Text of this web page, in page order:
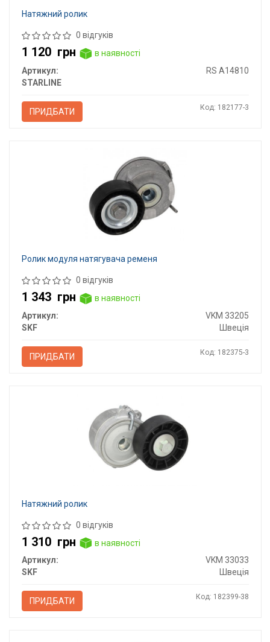
Натяжний ролик
0 відгуків
1 120 грн
в наявності
Артикул:
RS A14810
STARLINE
ПРИДБАТИ Код: 182177-3
Ролик модуля натягувача ременя
0 відгуків
1 343 грн
в наявності
Артикул:
VKM 33205
SKF
Швеція
ПРИДБАТИ Код: 182375-3
Натяжний ролик
0 відгуків
1 310 грн
в наявності
Артикул:
VKM 33033
SKF
Швеція
ПРИДБАТИ Код: 182399-38